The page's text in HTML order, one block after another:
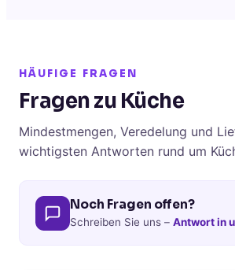
HÄUFIGE FRAGEN
Fragen zu Küche
Mindestmengen, Veredelung und
wichtigsten Antworten rund um
Noch Fragen offen?
Schreiben Sie uns – Antwort in